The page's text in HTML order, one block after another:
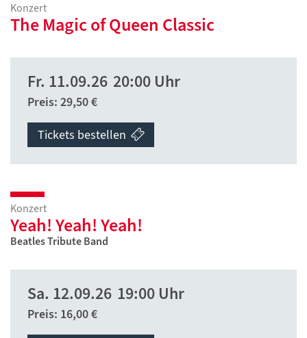
Konzert
The Magic of Queen Classic
Fr. 11.09.26 20:00 Uhr
Preis: 29,50 €
Tickets bestellen
Konzert
Yeah! Yeah! Yeah!
Beatles Tribute Band
Sa. 12.09.26 19:00 Uhr
Preis: 16,00 €